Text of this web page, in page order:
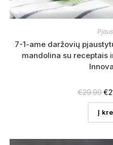
7-1-ame daržovių
mandolina su receptais
€29.99€
Į